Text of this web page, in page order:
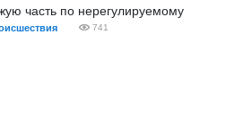
часть по нерегулируемому
741